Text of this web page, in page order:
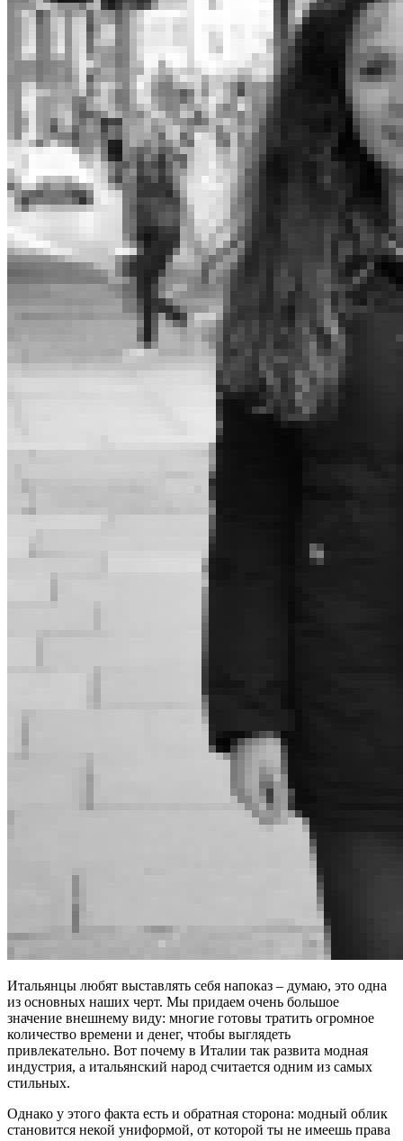
Итальянцы любят выставлять себя напоказ – думаю, это одна
из основных наших черт. Мы придаем очень большое
значение внешнему виду: многие готовы тратить огромное
количество времени и денег, чтобы выглядеть
привлекательно. Вот почему в Италии так развита модная
индустрия, а итальянский народ считается одним из самых
стильных.
Однако у этого факта есть и обратная сторона: модный облик
становится некой униформой, от которой ты не имеешь права